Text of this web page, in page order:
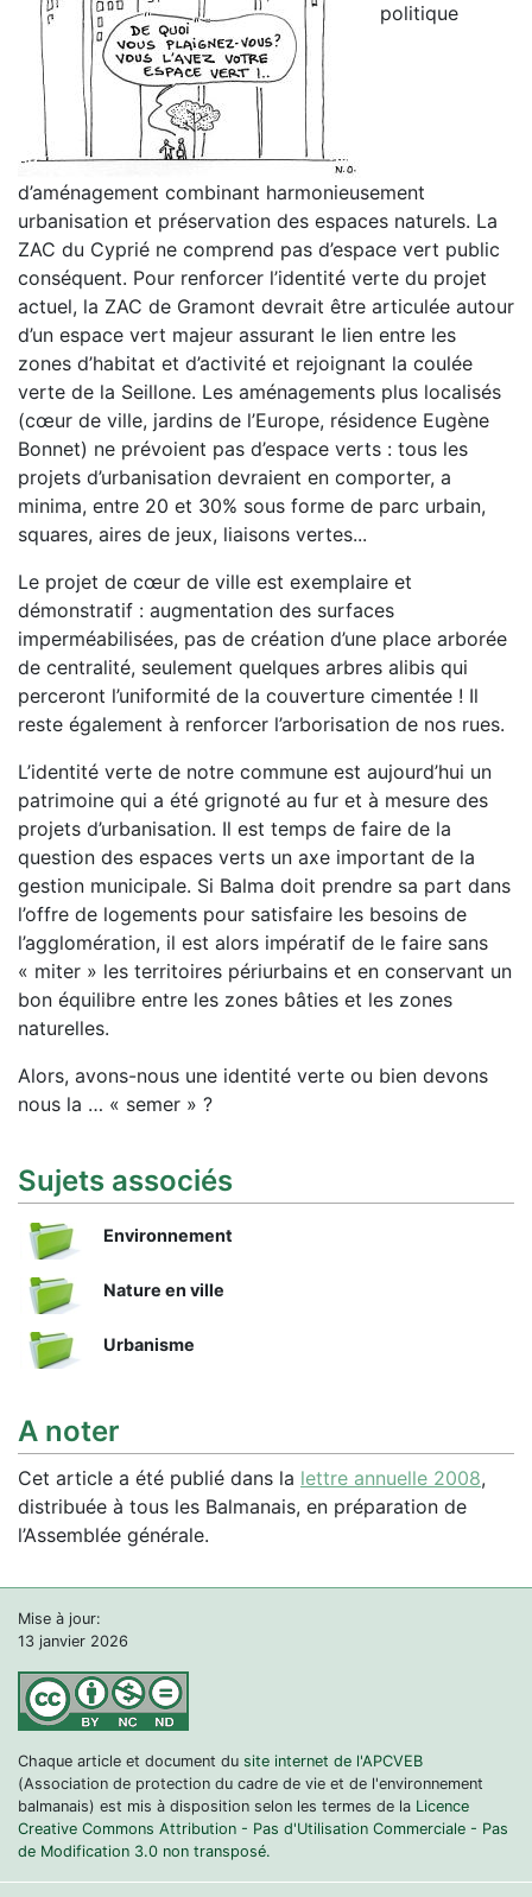
politique
d’aménagement combinant harmonieusement
urbanisation et préservation des espaces naturels. La
ZAC du Cyprié ne comprend pas d’espace vert public
conséquent. Pour renforcer l’identité verte du projet
actuel, la ZAC de Gramont devrait être articulée autour
d’un espace vert majeur assurant le lien entre les
zones d’habitat et d’activité et rejoignant la coulée
verte de la Seillone. Les aménagements plus localisés
(cœur de ville, jardins de l’Europe, résidence Eugène
Bonnet) ne prévoient pas d’espace verts : tous les
projets d’urbanisation devraient en comporter, a
minima, entre 20 et 30% sous forme de parc urbain,
squares, aires de jeux, liaisons vertes...
Le projet de cœur de ville est exemplaire et
démonstratif : augmentation des surfaces
imperméabilisées, pas de création d’une place arborée
de centralité, seulement quelques arbres alibis qui
perceront l’uniformité de la couverture cimentée ! Il
reste également à renforcer l’arborisation de nos rues.
L’identité verte de notre commune est aujourd’hui un
patrimoine qui a été grignoté au fur et à mesure des
projets d’urbanisation. Il est temps de faire de la
question des espaces verts un axe important de la
gestion municipale. Si Balma doit prendre sa part dans
l’offre de logements pour satisfaire les besoins de
l’agglomération, il est alors impératif de le faire sans
« miter » les territoires périurbains et en conservant un
bon équilibre entre les zones bâties et les zones
naturelles.
Alors, avons-nous une identité verte ou bien devons
nous la … « semer » ?
Sujets associés
Environnement
Nature en ville
Urbanisme
A noter
Cet article a été publié dans la lettre annuelle 2008,
distribuée à tous les Balmanais, en préparation de
l’Assemblée générale.
Mise à jour:
13 janvier 2026
Chaque article et document du site internet de l'APCVEB
(Association de protection du cadre de vie et de l'environnement
balmanais) est mis à disposition selon les termes de la Licence
Creative Commons Attribution - Pas d'Utilisation Commerciale - Pas
de Modification 3.0 non transposé.